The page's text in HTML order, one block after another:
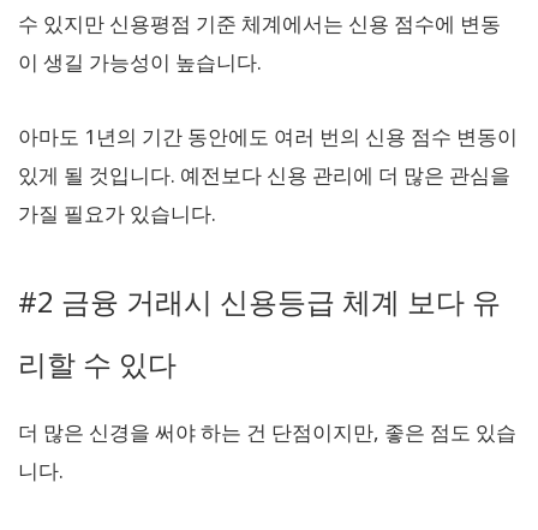
수 있지만 신용평점 기준 체계에서는 신용 점수에 변동
이 생길 가능성이 높습니다.
아마도 1년의 기간 동안에도 여러 번의 신용 점수 변동이
있게 될 것입니다. 예전보다 신용 관리에 더 많은 관심을
가질 필요가 있습니다.
#2 금융 거래시 신용등급 체계 보다 유
리할 수 있다
더 많은 신경을 써야 하는 건 단점이지만, 좋은 점도 있습
니다.